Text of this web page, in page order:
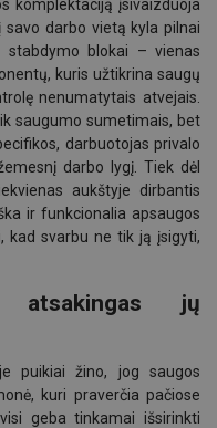
komplektaciją įsivaizduoja
darbo vietą kyla pilnai
stabdymo blokai – vienas
kuris užtikrina saugų
nenumatytais atvejais.
saugumo sumetimais, bet
darbuotojas privalo
darbo lygį. Tiek dėl
aukštyje dirbantis
ir funkcionalia apsaugos
kad svarbu ne tik ją įsigyti,
jų
puikiai žino, jog saugos
kuri praverčia pačiose
geba tinkamai išsirinkti